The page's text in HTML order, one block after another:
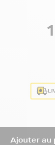
Ajouter au